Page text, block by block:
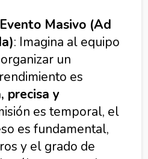
Masivo (Ad
: Imagina al equipo
un
es
precisa y
es temporal, el
es fundamental,
y el grado de